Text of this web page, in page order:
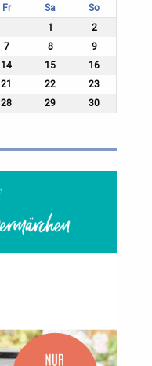
Fr Sa
So
1
2
7 8
9
14 15
16
21 22
23
28 29
30